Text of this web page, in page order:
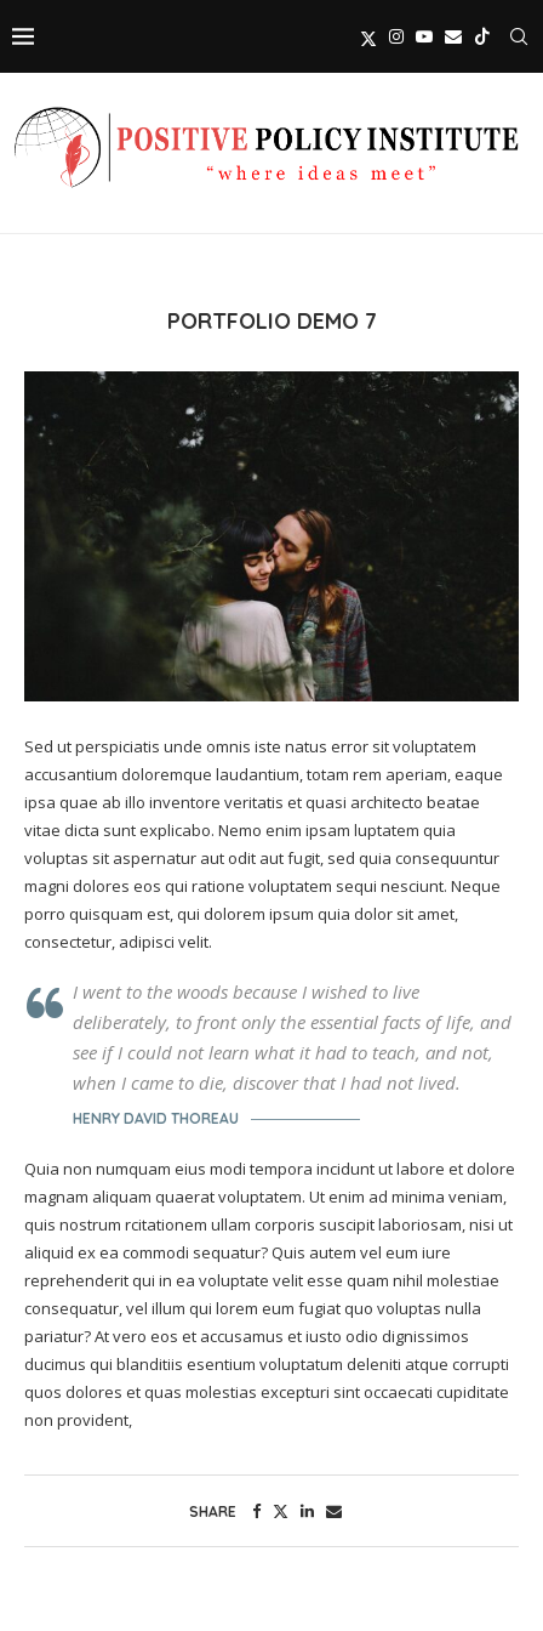
PORTFOLIO DEMO 7
Sed ut perspiciatis unde omnis iste natus error sit voluptatem
accusantium doloremque laudantium, totam rem aperiam, eaque
ipsa quae ab illo inventore veritatis et quasi architecto beatae
vitae dicta sunt explicabo. Nemo enim ipsam luptatem quia
voluptas sit aspernatur aut odit aut fugit, sed quia consequuntur
magni dolores eos qui ratione voluptatem sequi nesciunt. Neque
porro quisquam est, qui dolorem ipsum quia dolor sit amet,
consectetur, adipisci velit.
I went to the woods because I wished to live
deliberately, to front only the essential facts of life, and
see if I could not learn what it had to teach, and not,
when I came to die, discover that I had not lived.
HENRY DAVID THOREAU
Quia non numquam eius modi tempora incidunt ut labore et dolore
magnam aliquam quaerat voluptatem. Ut enim ad minima veniam,
quis nostrum rcitationem ullam corporis suscipit laboriosam, nisi ut
aliquid ex ea commodi sequatur? Quis autem vel eum iure
reprehenderit qui in ea voluptate velit esse quam nihil molestiae
consequatur, vel illum qui lorem eum fugiat quo voluptas nulla
pariatur? At vero eos et accusamus et iusto odio dignissimos
ducimus qui blanditiis esentium voluptatum deleniti atque corrupti
quos dolores et quas molestias excepturi sint occaecati cupiditate
non provident,
SHARE